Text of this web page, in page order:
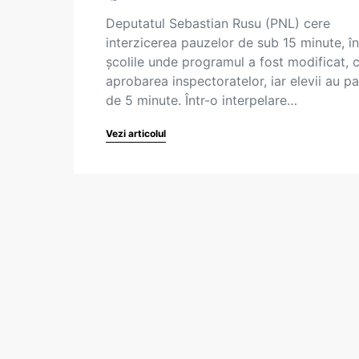
Deputatul Sebastian Rusu (PNL) cere
interzicerea pauzelor de sub 15 minute, în
școlile unde programul a fost modificat,
aprobarea inspectoratelor, iar elevii au
de 5 minute. Într-o interpelare…
Vezi articolul